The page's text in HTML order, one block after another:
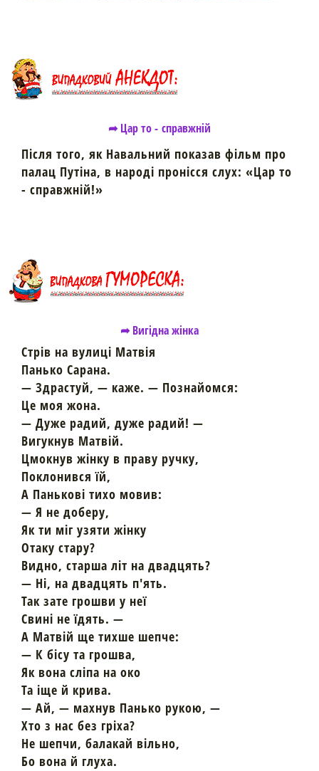
➦ Цар то - справжній
Після того, як Навальний показав фільм про
палац Путіна, в народі пронісся слух: «Цар то
- справжній!»
➦ Вигідна жінка
Стрів на вулиці Матвія
Панько Сарана.
— Здрастуй, — каже. — Познайомся:
Це моя жона.
— Дуже радий, дуже радий! —
Вигукнув Матвій.
Цмокнув жінку в праву ручку,
Поклонився їй,
А Панькові тихо мовив:
— Я не доберу,
Як ти міг узяти жінку
Отаку стару?
Видно, старша літ на двадцять?
— Ні, на двадцять п'ять.
Так зате грошви у неї
Свині не їдять. —
А Матвій ще тихше шепче:
— К бісу та грошва,
Як вона сліпа на око
Та іще й крива.
— Ай, — махнув Панько рукою, —
Хто з нас без гріха?
Не шепчи, балакай вільно,
Бо вона й глуха.